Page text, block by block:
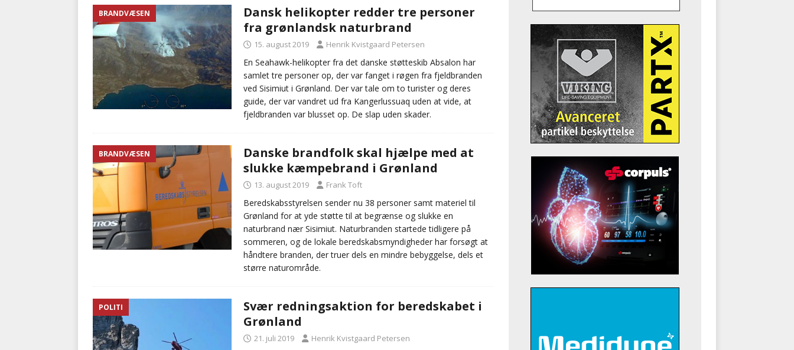
BRANDVÆSEN
Dansk helikopter redder tre personer
fra grønlandsk naturbrand
15. august 2019 Henrik Kvistgaard Petersen
En Seahawk-helikopter fra det danske støtteskib Absalon har
samlet tre personer op, der var fanget i røgen fra fjeldbranden
ved Sisimiut i Grønland. Der var tale om to turister og deres
guide, der var vandret ud fra Kangerlussuaq uden at vide, at
fjeldbranden var blusset op. De slap uden skader.
BRANDVÆSEN
Danske brandfolk skal hjælpe med at
slukke kæmpebrand i Grønland
13. august 2019 Frank Toft
Beredskabsstyrelsen sender nu 38 personer samt materiel til
Grønland for at yde støtte til at begrænse og slukke en
naturbrand nær Sisimiut. Naturbranden startede tidligere på
sommeren, og de lokale beredskabsmyndigheder har forsøgt at
håndtere branden, der truer dels en mindre bebyggelse, dels et
større naturområde.
POLITI
Svær redningsaktion for beredskabet i
Grønland
21. juli 2019 Henrik Kvistgaard Petersen